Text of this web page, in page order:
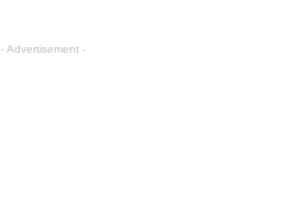
- Advertisement -